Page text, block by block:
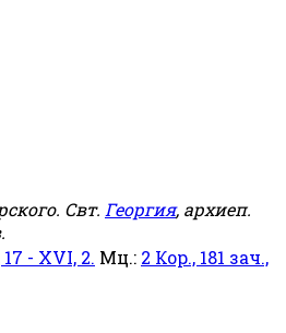
Свт. Георгия, архиеп.
- XVI, 2. Мц.: 2 Кор., 181 зач.,